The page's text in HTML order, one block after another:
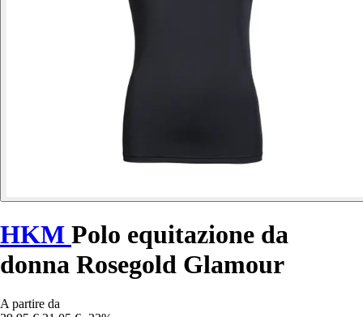
HKM Polo equitazione da
donna Rosegold Glamour
A partire da